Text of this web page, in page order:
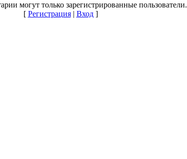
могут только зарегистрированные пользователи.
[ Регистрация| Вход]